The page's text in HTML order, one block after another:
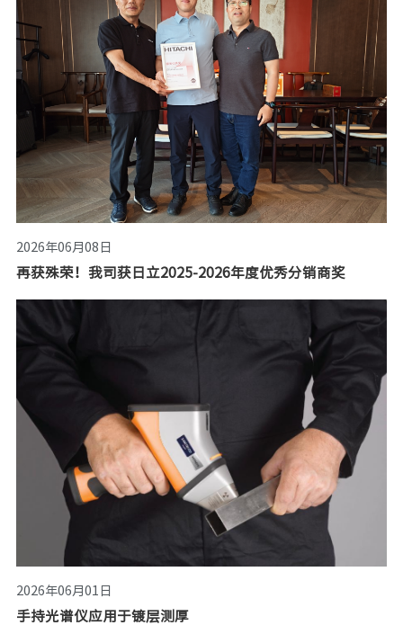
2026年06月08日
再获殊荣！我司获日立2025-2026年度优秀分销商奖
2026年06月01日
手持光谱仪应用于镀层测厚